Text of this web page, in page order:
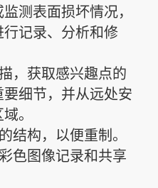
测表面损坏情况，
记录、分析和修
，获取感兴趣点的
细节，并从远处安
。
结构，以便重制。
色图像记录和共享